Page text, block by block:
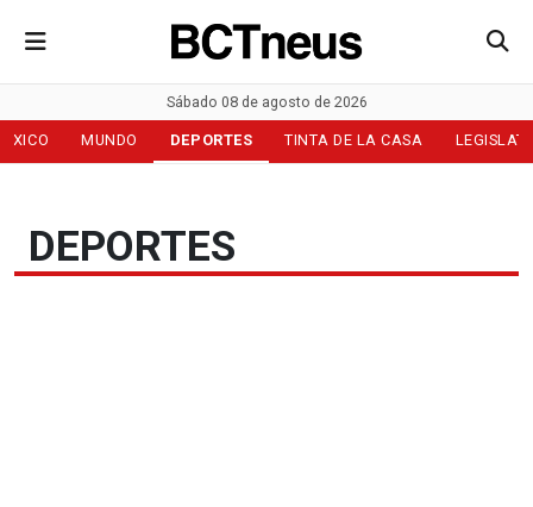
Sábado 08 de agosto de 2026
MUNDO DEPORTES TINTA DE LA CASA
DEPORTES